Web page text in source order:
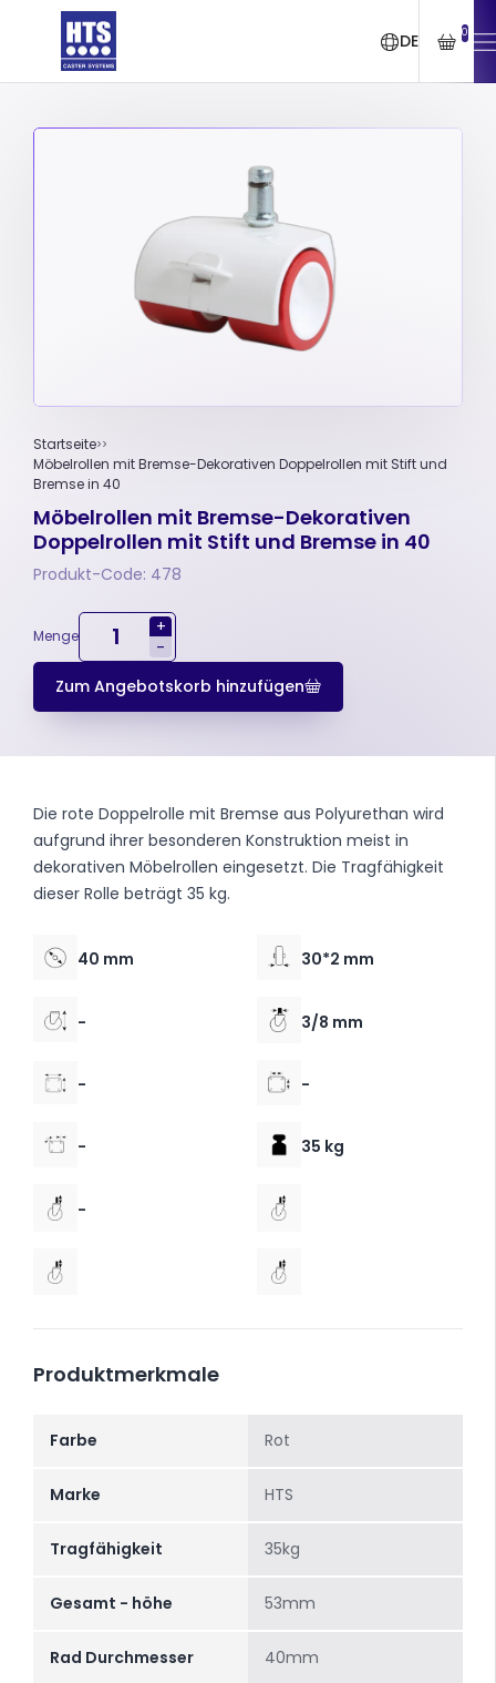
DE 0
Startseite
Möbelrollen mit Bremse-Dekorativen Doppelrollen mit Stift und
Bremse in 40
Möbelrollen mit Bremse-Dekorativen
Doppelrollen mit Stift und Bremse in 40
Produkt-Code: 478
Menge
+
-
Zum Angebotskorb hinzufügen
Die rote Doppelrolle mit Bremse aus Polyurethan wird
aufgrund ihrer besonderen Konstruktion meist in
dekorativen Möbelrollen eingesetzt. Die Tragfähigkeit
dieser Rolle beträgt 35 kg.
40 mm 30*2 mm
- 3/8 mm
- -
- 35 kg
-
Produktmerkmale
Farbe Rot
Marke HTS
Tragfähigkeit 35kg
Gesamt - höhe 53mm
Rad Durchmesser 40mm